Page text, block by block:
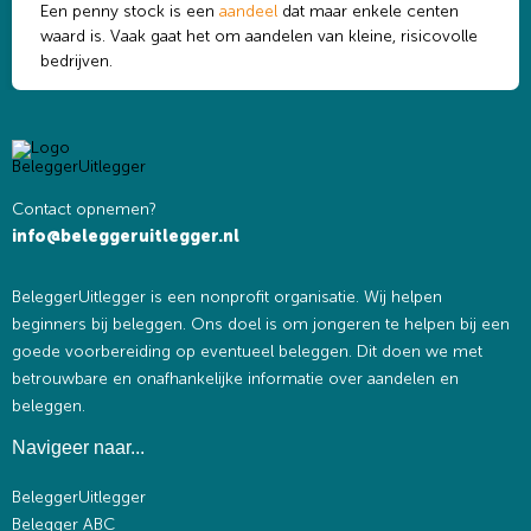
Een penny stock is een aandeel dat maar enkele centen
waard is. Vaak gaat het om aandelen van kleine, risicovolle
bedrijven.
Contact opnemen?
info@beleggeruitlegger.nl
BeleggerUitlegger is een nonprofit organisatie. Wij helpen
beginners bij beleggen. Ons doel is om jongeren te helpen bij een
goede voorbereiding op eventueel beleggen. Dit doen we met
betrouwbare en onafhankelijke informatie over aandelen en
beleggen.
Navigeer naar...
BeleggerUitlegger
Belegger ABC